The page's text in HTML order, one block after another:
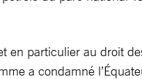
en particulier au droit
a condamné